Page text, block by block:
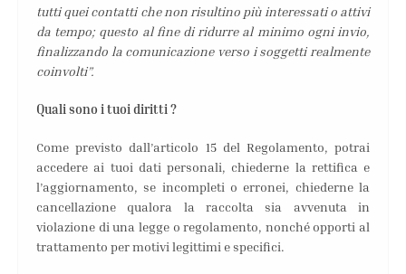
tutti quei contatti che non risultino più interessati o attivi
da tempo; questo al fine di ridurre al minimo ogni invio,
finalizzando la comunicazione verso i soggetti realmente
coinvolti”.
Quali sono i tuoi diritti ?
Come previsto dall’articolo 15 del Regolamento, potrai
accedere ai tuoi dati personali, chiederne la rettifica e
l’aggiornamento, se incompleti o erronei, chiederne la
cancellazione qualora la raccolta sia avvenuta in
violazione di una legge o regolamento, nonché opporti al
trattamento per motivi legittimi e specifici.